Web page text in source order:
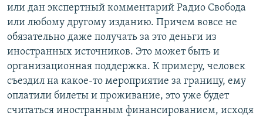
или дан экспертный комментарий Радио Свобода
или любому другому изданию. Причем вовсе не
обязательно даже получать за это деньги из
иностранных источников. Это может быть и
организационная поддержка. К примеру, человек
съездил на какое-то мероприятие за границу, ему
оплатили билеты и проживание, это уже будет
считаться иностранным финансированием, исходя